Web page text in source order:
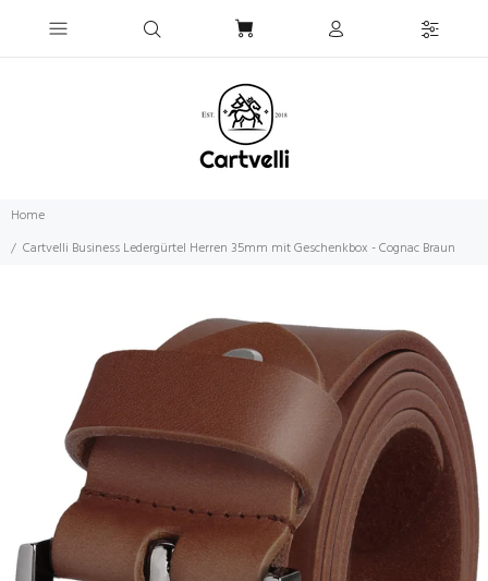
Home
Cartvelli Business Ledergürtel Herren 35mm mit Geschenkbox - Cognac Braun